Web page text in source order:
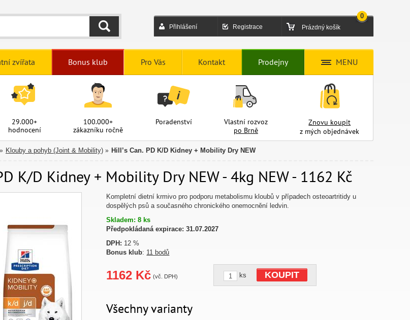
Přihlášení Registrace Prázdný košík
0
HLEDAT
zvířata Bonus klub Pro Vás Kontakt Prodejny MENU
29.000+
hodnocení
100.000+
zákazníku ročně
Poradenství
Vlastní rozvoz
po Brně
Znovu koupit
z mých objednávek
» Klouby a pohyb (Joint & Mobility) » Hill’s Can. PD K/D Kidney + Mobility Dry NEW
K/D Kidney + Mobility Dry NEW - 4kg NEW - 1162 Kč
Kompletní dietní krmivo pro podporu metabolismu kloubů v případech osteoartritidy u
dospělých psů a současného chronického onemocnění ledvin.
Skladem: 8 ks
Předpokládaná expirace: 31.07.2027
DPH: 12 %
Bonus klub: 11 bodů
1162 Kč (vč. DPH) ks KOUPIT
Všechny varianty